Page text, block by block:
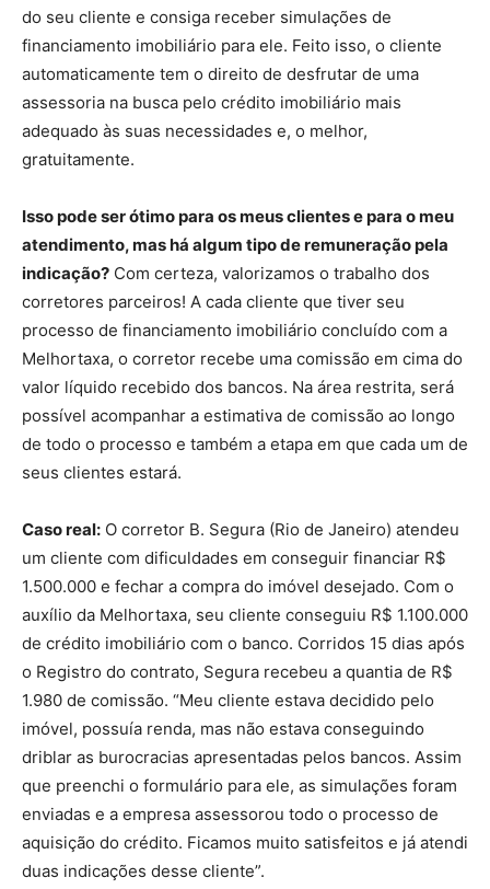
do seu cliente e consiga receber simulações de
financiamento imobiliário para ele. Feito isso, o cliente
automaticamente tem o direito de desfrutar de uma
assessoria na busca pelo crédito imobiliário mais
adequado às suas necessidades e, o melhor,
gratuitamente.
Isso pode ser ótimo para os meus clientes e para o meu
atendimento, mas há algum tipo de remuneração pela
indicação? Com certeza, valorizamos o trabalho dos
corretores parceiros! A cada cliente que tiver seu
processo de financiamento imobiliário concluído com a
Melhortaxa, o corretor recebe uma comissão em cima do
valor líquido recebido dos bancos. Na área restrita, será
possível acompanhar a estimativa de comissão ao longo
de todo o processo e também a etapa em que cada um de
seus clientes estará.
Caso real: O corretor B. Segura (Rio de Janeiro) atendeu
um cliente com dificuldades em conseguir financiar R$
1.500.000 e fechar a compra do imóvel desejado. Com o
auxílio da Melhortaxa, seu cliente conseguiu R$ 1.100.000
de crédito imobiliário com o banco. Corridos 15 dias após
o Registro do contrato, Segura recebeu a quantia de R$
1.980 de comissão. “Meu cliente estava decidido pelo
imóvel, possuía renda, mas não estava conseguindo
driblar as burocracias apresentadas pelos bancos. Assim
que preenchi o formulário para ele, as simulações foram
enviadas e a empresa assessorou todo o processo de
aquisição do crédito. Ficamos muito satisfeitos e já atendi
duas indicações desse cliente”.